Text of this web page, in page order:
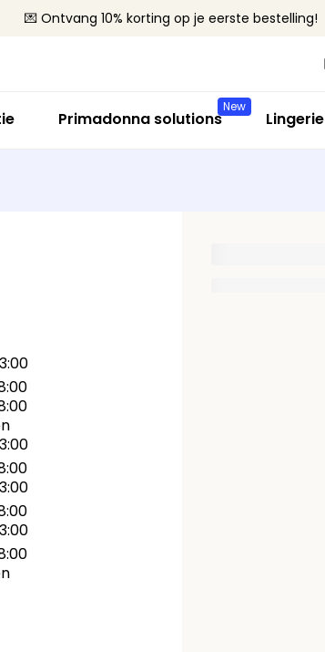
💌 Ontvang 10% korting op je eerste bestelling!
New
Primadonna solutions Lingerie
Slips